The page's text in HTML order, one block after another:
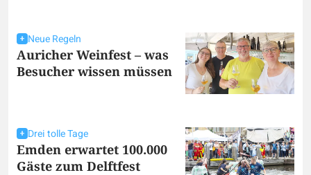
Neue Regeln
Auricher Weinfest – was
Besucher wissen müssen
Drei tolle Tage
Emden erwartet 100.000
Gäste zum Delftfest